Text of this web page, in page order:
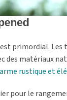
primordial.
des matériaux
rustique et
pour le